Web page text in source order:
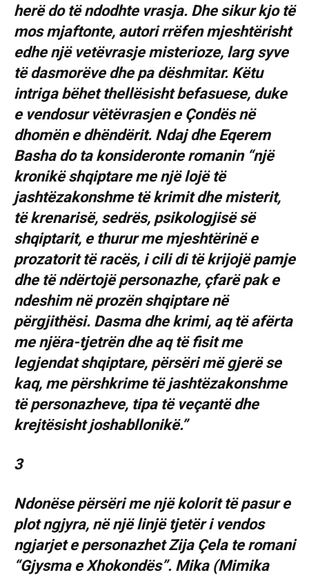
herë do të ndodhte vrasja. Dhe sikur kjo të
mos mjaftonte, autori rrëfen mjeshtërisht
edhe një vetëvrasje misterioze, larg syve
të dasmorëve dhe pa dëshmitar. Këtu
intriga bëhet thellësisht befasuese, duke
e vendosur vëtëvrasjen e Çondës në
dhomën e dhëndërit. Ndaj dhe Eqerem
Basha do ta konsideronte romanin “një
kronikë shqiptare me një lojë të
jashtëzakonshme të krimit dhe misterit,
të krenarisë, sedrës, psikologjisë së
shqiptarit, e thurur me mjeshtërinë e
prozatorit të racës, i cili di të krijojë pamje
dhe të ndërtojë personazhe, çfarë pak e
ndeshim në prozën shqiptare në
përgjithësi. Dasma dhe krimi, aq të afërta
me njëra-tjetrën dhe aq të fisit me
legjendat shqiptare, përsëri më gjerë se
kaq, me përshkrime të jashtëzakonshme
të personazheve, tipa të veçantë dhe
krejtësisht joshabllonikë.”
3
Ndonëse përsëri me një kolorit të pasur e
plot ngjyra, në një linjë tjetër i vendos
ngjarjet e personazhet Zija Çela te romani
“Gjysma e Xhokondës”. Mika (Mimika